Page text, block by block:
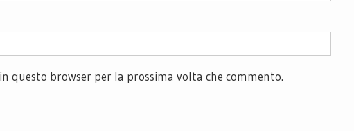
questo browser per la prossima volta che commento.